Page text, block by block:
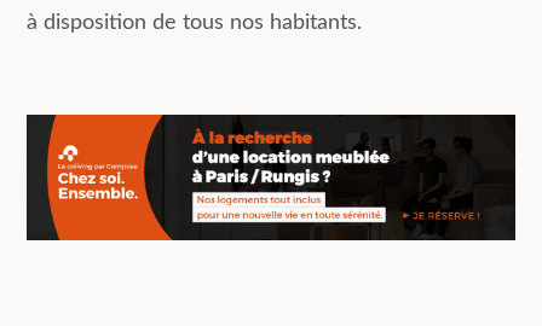
à disposition de tous nos habitants.